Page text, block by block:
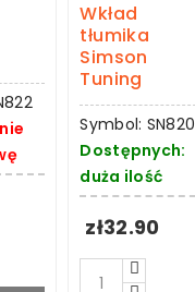
Wkład
tłumika
Simson
Tuning
Symbol: SN820
Dostępnych:
duża ilość
zł32.90